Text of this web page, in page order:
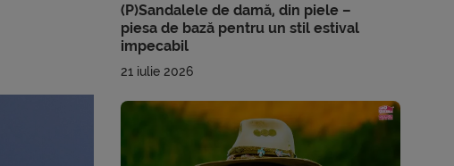
(P)Sandalele de damă, din piele –
piesa de bază pentru un stil estival
impecabil
21 iulie 2026